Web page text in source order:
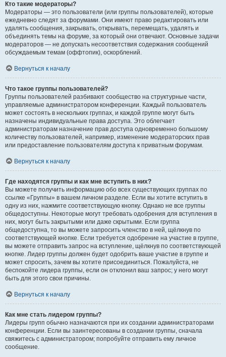
Кто такие модераторы?
Модераторы — это пользователи (или группы пользователей), которые
ежедневно следят за форумами. Они имеют право редактировать или
удалять сообщения, закрывать, открывать, перемещать, удалять и
объединять темы на форуме, за который они отвечают. Основные задачи
модераторов — не допускать несоответствия содержания сообщений
обсуждаемым темам (оффтопик), оскорблений.
Вернуться к началу
Что такое группы пользователей?
Группы пользователей разбивают сообщество на структурные части,
управляемые администратором конференции. Каждый пользователь
может состоять в нескольких группах, и каждой группе могут быть
назначены индивидуальные права доступа. Это облегчает
администраторам назначение прав доступа одновременно большому
количеству пользователей, например, изменение модераторских прав
или предоставление пользователям доступа к приватным форумам.
Вернуться к началу
Где находятся группы и как мне вступить в них?
Вы можете получить информацию обо всех существующих группах по
ссылке «Группы» в вашем личном разделе. Если вы хотите вступить в
одну из них, нажмите соответствующую кнопку. Однако не все группы
общедоступны. Некоторые могут требовать одобрения для вступления в
них, могут быть закрытыми или даже скрытыми. Если группа
общедоступна, то вы можете запросить членство в ней, щёлкнув по
соответствующей кнопке. Если требуется одобрение на участие в группе,
вы можете отправить запрос на вступление, щёлкнув по соответствующей
кнопке. Лидер группы должен будет одобрить ваше участие в группе и
может спросить, зачем вы хотите присоединиться. Пожалуйста, не
беспокойте лидера группы, если он отклонил ваш запрос; у него могут
быть для этого свои причины.
Вернуться к началу
Как мне стать лидером группы?
Лидеры групп обычно назначаются при их создании администраторами
конференции. Если вы заинтересованы в создании группы, сначала
свяжитесь с администратором; попробуйте отправить ему личное
сообщение.